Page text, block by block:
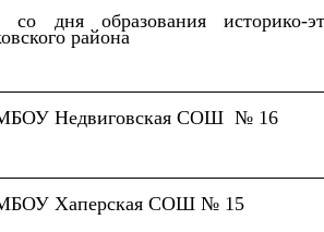
дня образования историко-
района
Недвиговская СОШ № 16
МБОУ Хаперская СОШ № 15